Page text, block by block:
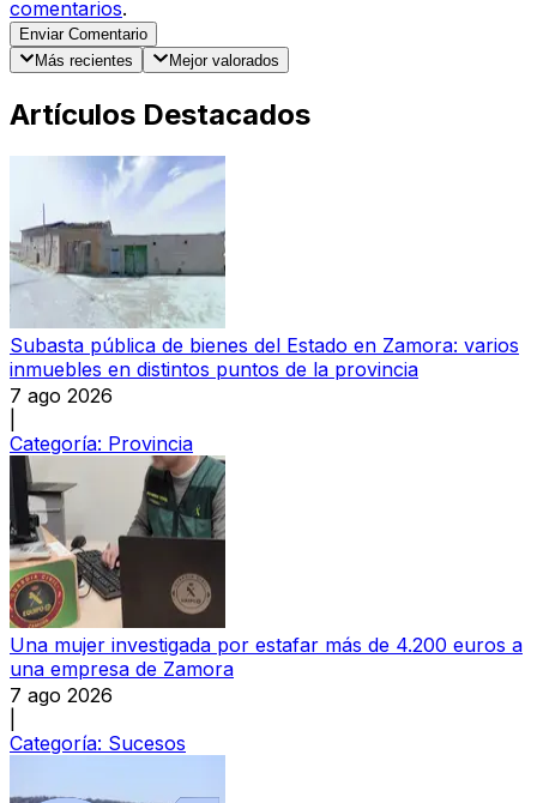
comentarios.
Enviar Comentario
Más recientes
Mejor valorados
Artículos Destacados
Subasta pública de bienes del Estado en Zamora: varios
inmuebles en distintos puntos de la provincia
7 ago 2026
Categoría: Provincia
Una mujer investigada por estafar más de 4.200 euros a
una empresa de Zamora
7 ago 2026
Categoría: Sucesos